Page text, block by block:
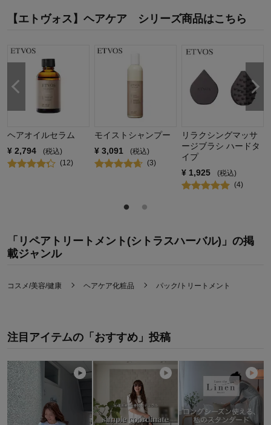
お気に入りポイント： 品質、機能
おすすめ用途：
日常使い用
【エトヴォス】ヘアケア シリーズ商品はこちら
ヘアオイルセラム
¥ 2,794
(税込)
(12)
モイストシャンプー
¥ 3,091
(税込)
(3)
リラクシングマッサ
ージブラシ ハードタ
イプ
¥ 1,925
(税込)
(4)
「リペアトリートメント(シトラスハーバル)」の掲
載ジャンル
コスメ/美容/健康 ヘアケア化粧品 パック/トリートメント
注目アイテムの「おすすめ」投稿